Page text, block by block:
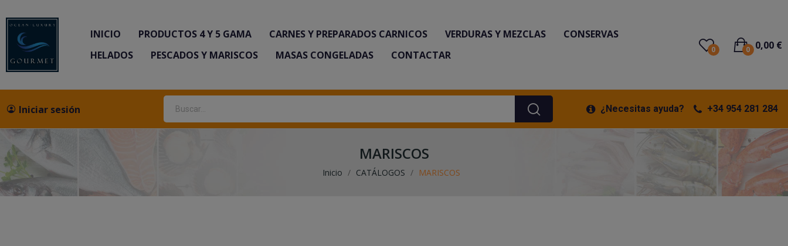
INICIO PRODUCTOS 4 Y 5 GAMA CARNES Y PREPARADOS CARNICOS VERDURAS Y MEZCLAS
CONSERVAS
HELADOS
PESCADOS Y MARISCOS MASAS CONGELADAS CONTACTAR 0 0,00 €
0
Iniciar sesión ¿Necesitas ayuda? +34 954 281 284
MARISCOS
Inicio CATÁLOGOS MARISCOS